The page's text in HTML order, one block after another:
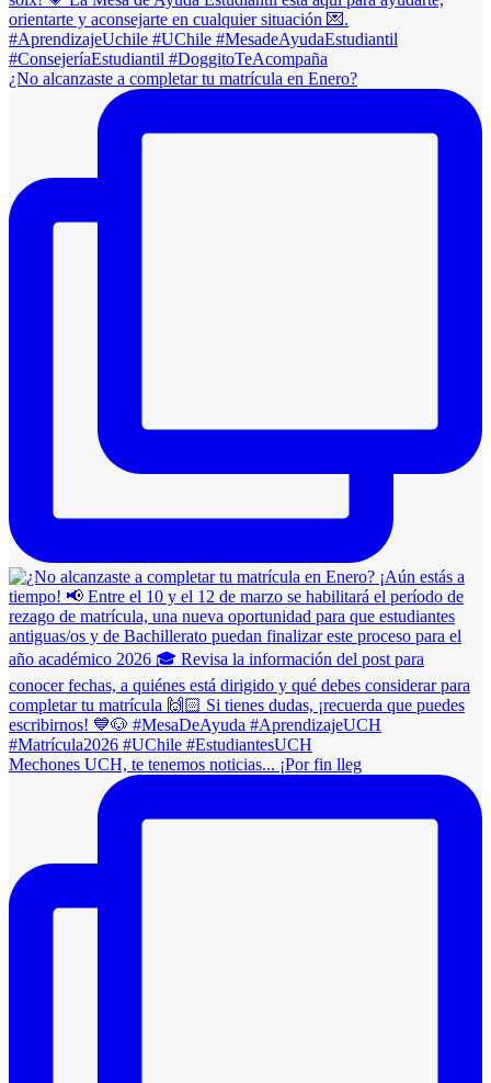
¿No alcanzaste a completar tu matrícula en Enero?
Mechones UCH, te tenemos noticias... ¡Por fin lleg